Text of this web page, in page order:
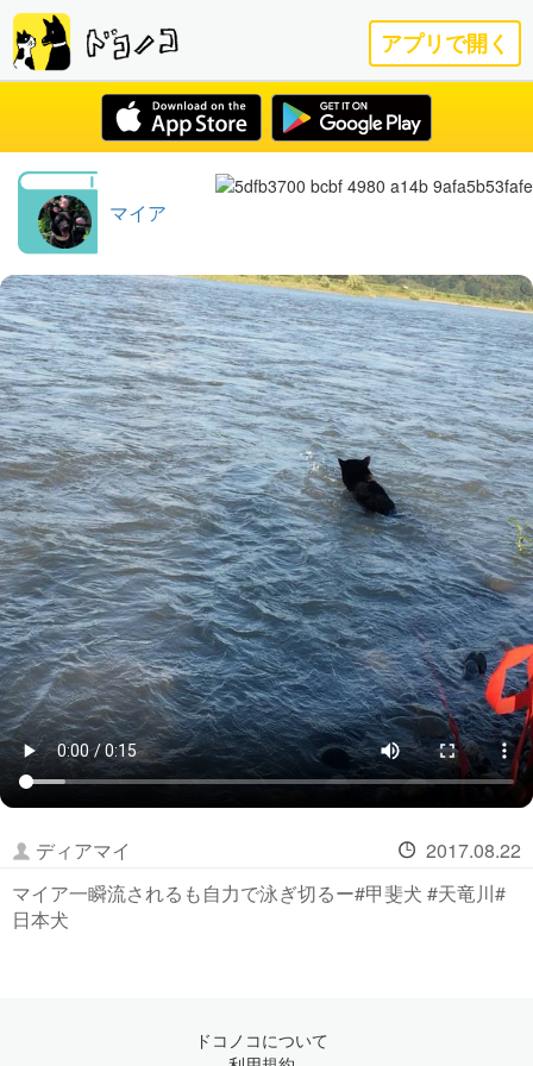
アプリで開く
マイア
ディアマイ
2017.08.22
マイア一瞬流されるも自力で泳ぎ切るー#甲斐犬 #天竜川#
日本犬
ドコノコについて